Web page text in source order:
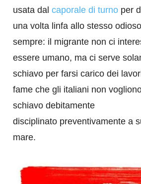
usata dal caporale di turno per
una volta linfa allo stesso
sempre: il migrante non ci
essere umano, ma ci serve
schiavo per farsi carico dei
fame che gli italiani non
schiavo debitamente
disciplinato preventivamente a
mare.